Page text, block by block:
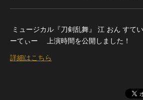
ミュージカル『刀剣乱舞』 江 おん すて
ーてぃー 上演時間を公開しました！
詳細はこちら